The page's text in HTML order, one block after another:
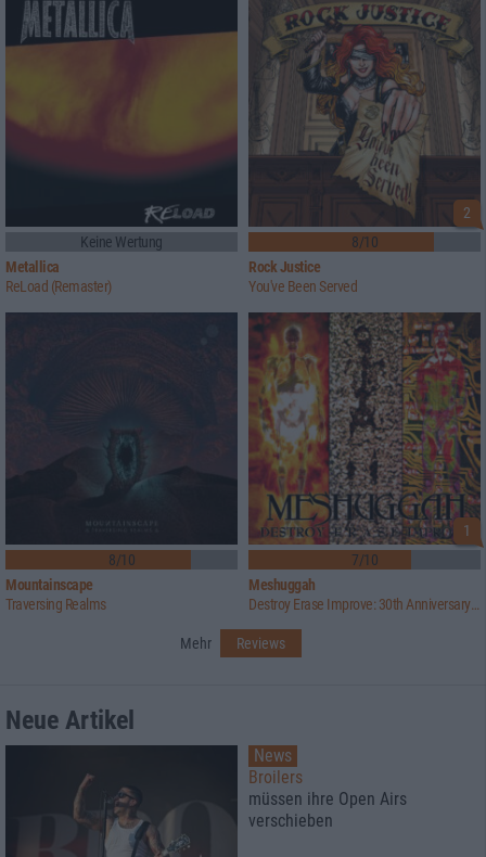
Keine Wertung
Metallica
ReLoad (Remaster)
2
8/10
Rock Justice
You've Been Served
8/10
Mountainscape
Traversing Realms
1
7/10
Meshuggah
Destroy Erase Improve: 30th Anniversary Edition
Mehr Reviews
Neue Artikel
News
Broilers
müssen ihre Open Airs
verschieben